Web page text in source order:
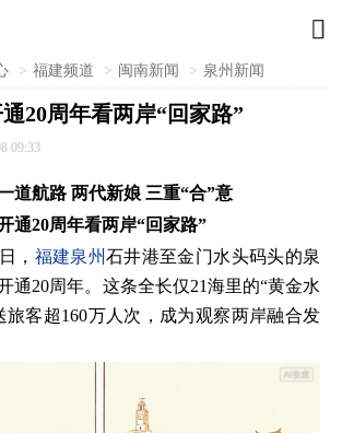

> 福建频道 > 闽南新闻 > 泉州新闻
20周年看两岸“回家路”​
09:33
道航路 两代新娘 三重“合”意
通20周年看两岸“回家路”
， 福建泉州石井港至金门水头码头的泉
通20周年。这条全长仅21海里的“黄金水
旅客超160万人次，成为观察两岸融合发